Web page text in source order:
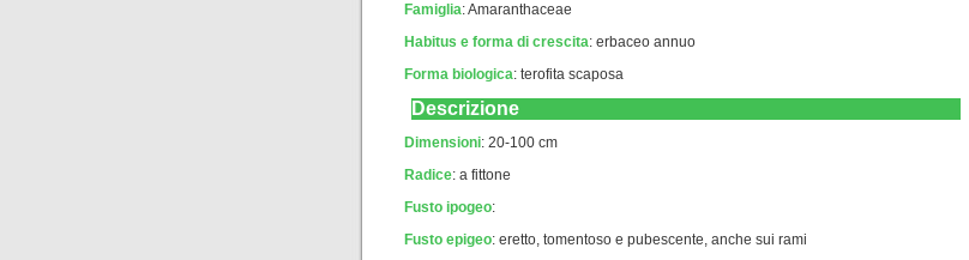
Famiglia: Amaranthaceae
Habitus e forma di crescita: erbaceo annuo
Forma biologica: terofita scaposa
Descrizione
Dimensioni: 20-100 cm
Radice: a fittone
Fusto ipogeo:
Fusto epigeo: eretto, tomentoso e pubescente, anche sui rami